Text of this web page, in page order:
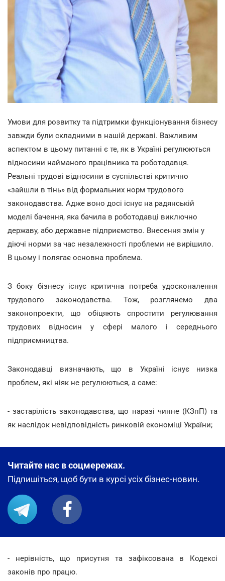
Умови для розвитку та підтримки функціонування бізнесу
завжди були складними в нашій державі. Важливим
аспектом в цьому питанні є те, як в Україні регулюються
відносини найманого працівника та роботодавця.
Реальні трудові відносини в суспільстві критично
«зайшли в тінь» від формальних норм трудового
законодавства. Адже воно досі існує на радянській
моделі бачення, яка бачила в роботодавці виключно
державу, або державне підприємство. Внесення змін у
діючі норми за час незалежності проблеми не вирішило.
В цьому і полягає основна проблема.
З боку бізнесу існує критична потреба удосконалення
трудового законодавства. Тож, розглянемо два
законопроекти, що обіцяють спростити регулювання
трудових відносин у сфері малого і середнього
підприємництва.
Законодавці визначають, що в Україні існує низка
проблем, які ніяк не регулюються, а саме:
- застарілість законодавства, що наразі чинне (КЗпП) та
як наслідок невідповідність ринковій економіці України;
Читайте нас в соцмережах.
Підпишіться, щоб бути в курсі усіх бізнес-новин.
- нерівність, що присутня та зафіксована в Кодексі
законів про працю.